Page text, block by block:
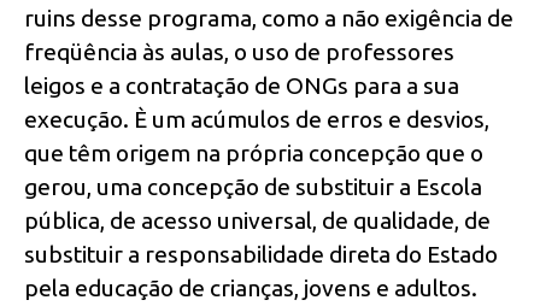
ruins desse programa, como a não exigência de
freqüência às aulas, o uso de professores
leigos e a contratação de ONGs para a sua
execução. È um acúmulos de erros e desvios,
que têm origem na própria concepção que o
gerou, uma concepção de substituir a Escola
pública, de acesso universal, de qualidade, de
substituir a responsabilidade direta do Estado
pela educação de crianças, jovens e adultos.